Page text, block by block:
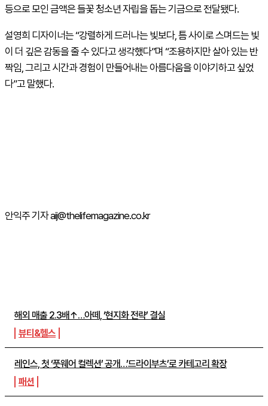
해외 매출 2.3배↑…아떼, ‘현지화 전략’ 결실
뷰티&헬스
레인스, 첫 ‘풋웨어 컬렉션’ 공개…’드라이부츠’로 카테고리 확장
패션
등으로 모인 금액은 들꽃 청소년 자립을 돕는 기금으로 전달됐다.
설영희 디자이너는 “강렬하게 드러나는 빛보다, 틈 사이로 스며드는 빛
이 더 깊은 감동을 줄 수 있다고 생각했다”며 “조용하지만 살아 있는 반
짝임, 그리고 시간과 경험이 만들어내는 아름다움을 이야기하고 싶었
다”고 말했다.
안익주 기자 aij@thelifemagazine.co.kr